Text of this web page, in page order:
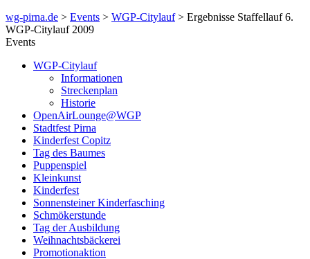
wg-pirna.de > Events > WGP-Citylauf> Ergebnisse Staffellauf 6.
WGP-Citylauf 2009
Events
WGP-Citylauf
Informationen
Streckenplan
Historie
OpenAirLounge@WGP
Stadtfest Pirna
Kinderfest Copitz
Tag des Baumes
Puppenspiel
Kleinkunst
Kinderfest
Sonnensteiner Kinderfasching
Schmökerstunde
Tag der Ausbildung
Weihnachtsbäckerei
Promotionaktion